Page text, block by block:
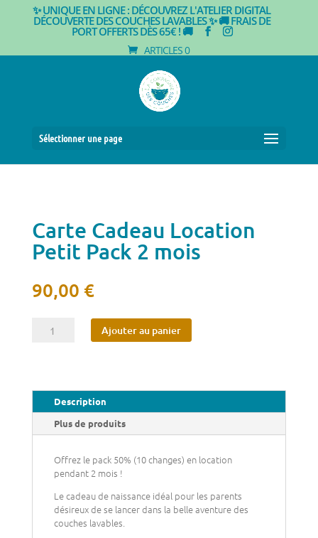
✨ UNIQUE EN LIGNE : DÉCOUVREZ L'ATELIER DIGITAL
DÉCOUVERTE DES COUCHES LAVABLES ✨🚚 FRAIS DE
PORT OFFERTS DÈS 65€ ! 🚚
ARTICLES 0
Sélectionner une page
Carte Cadeau Location
Petit Pack 2 mois
90,00 €
Pack
Ajouter au panier
Description
Plus de produits
Offrez le pack 50% (10 changes) en location
pendant 2 mois !
Le cadeau de naissance idéal pour les parents
désireux de se lancer dans la belle aventure des
couches lavables.